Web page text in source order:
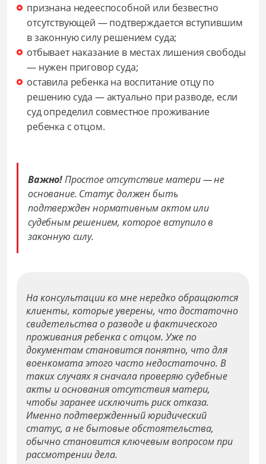
признана недееспособной или безвестно
отсутствующей — подтверждается вступившим
в законную силу решением суда;
отбывает наказание в местах лишения свободы
— нужен приговор суда;
оставила ребенка на воспитание отцу по
решению суда — актуально при разводе, если
суд определил совместное проживание
ребенка с отцом.
Важно!Простое отсутствие матери — не
основание. Статус должен быть
подтвержден нормативным актом или
судебным решением, которое вступило в
законную силу.
На консультации ко мне нередко обращаются
клиенты, которые уверены, что достаточно
свидетельства о разводе и фактического
проживания ребенка с отцом. Уже по
документам становится понятно, что для
военкомата этого часто недостаточно. В
таких случаях я сначала проверяю судебные
акты и основания отсутствия матери,
чтобы заранее исключить риск отказа.
Именно подтвержденный юридический
статус, а не бытовые обстоятельства,
обычно становится ключевым вопросом при
рассмотрении дела.